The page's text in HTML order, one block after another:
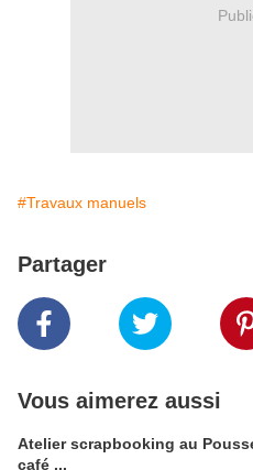
#Travaux manuels
Partager
Vous aimerez aussi
Atelier scrapbooking au
café ...